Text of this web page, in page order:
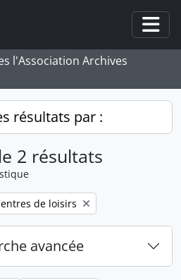
l'Association Archives
résultats par :
2 résultats
filter:
de loisirs
avancée